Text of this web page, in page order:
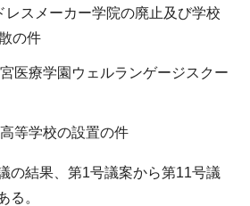
スメーカー学院の廃止及び学校
の件
医療学園ウェルランゲージスクー
等学校の設置の件
の結果、第1号議案から第11号議
る。